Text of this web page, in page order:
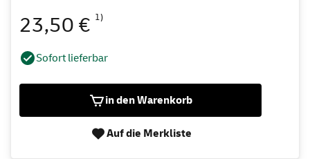
23,50 € 1)
Sofort lieferbar
in den Warenkorb
Auf die Merkliste